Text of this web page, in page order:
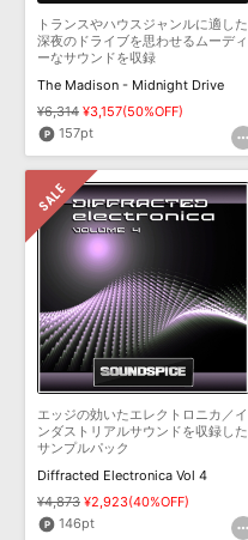
トランスやハウスジャンルに適した
深夜のドライブを思わせるムーディ
ーなサウンドを収録
The Madison - Midnight Drive
¥6,314 ¥3,157(50%OFF)
157pt
エッジの効いたエレクトロニカ／イ
ンダストリアルサウンドを収録した
サンプルパック
Diffracted Electronica Vol 4
¥4,873 ¥2,923(40%OFF)
146pt